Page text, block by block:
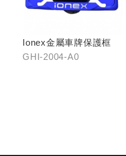
Ionex金屬車牌保護框
GHI-2004-A0